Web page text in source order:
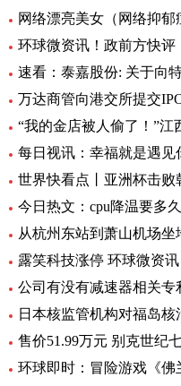
网络漂亮美女（网络抑郁
万达商管向港交所提交
每日视讯：幸福就是遇见
今日热文：cpu降温要多
露笑科技涨停 环球微资讯
售价51.99万元 别克世纪